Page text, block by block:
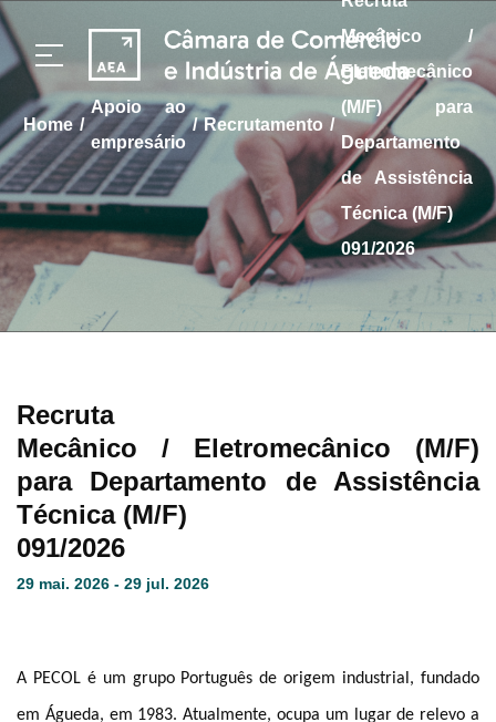
home /
apoio ao
empresário
/ Recrutamento /
Mecânico /
Eletromecânico
(M/F) para
Departamento
de Assistência
Técnica (M/F)
091/2026
Recruta
Mecânico / Eletromecânico (M/F)
para Departamento de Assistência
Técnica (M/F)
091/2026
29 mai. 2026 - 29 jul. 2026
A PECOL é um grupo Português de origem industrial, fundado
em Águeda, em 1983. Atualmente, ocupa um lugar de relevo a